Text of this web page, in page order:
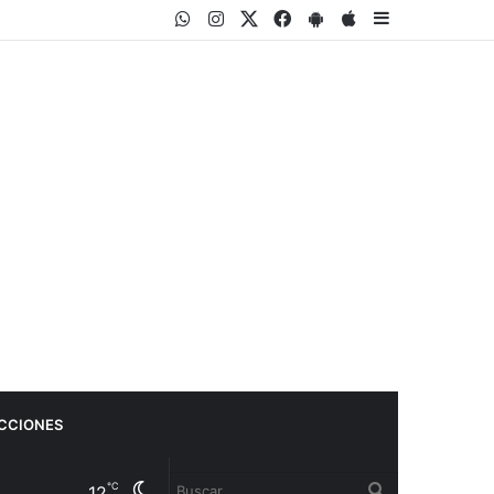
AppStore
PlayStore
Facebook
Twitter
Instagram
WhatsApp
℃